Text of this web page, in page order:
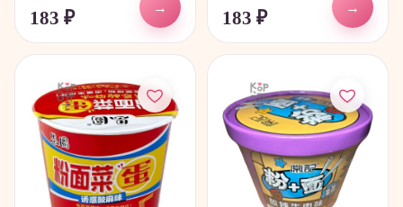
183 ₽
→
183 ₽
→